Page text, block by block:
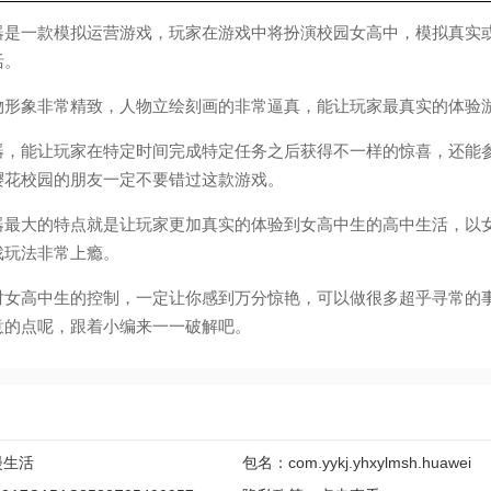
款模拟运营游戏，玩家在游戏中将扮演校园女高中，模拟真实
非常精致，人物立绘刻画的非常逼真，能让玩家最真实的体验
让玩家在特定时间完成特定任务之后获得不一样的惊喜，还能
校园的朋友一定不要错过这款游戏。
的特点就是让玩家更加真实的体验到女高中生的高中生活，以
法非常上瘾。
中生的控制，一定让你感到万分惊艳，可以做很多超乎寻常的
点呢，跟着小编来一一破解吧。
生活
包名：com.yykj.yhxylmsh.huawei